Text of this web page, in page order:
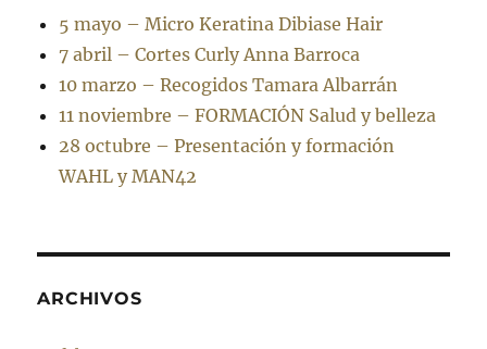
5 mayo – Micro Keratina Dibiase Hair
7 abril – Cortes Curly Anna Barroca
10 marzo – Recogidos Tamara Albarrán
11 noviembre – FORMACIÓN Salud y belleza
28 octubre – Presentación y formación
WAHL y MAN42
ARCHIVOS